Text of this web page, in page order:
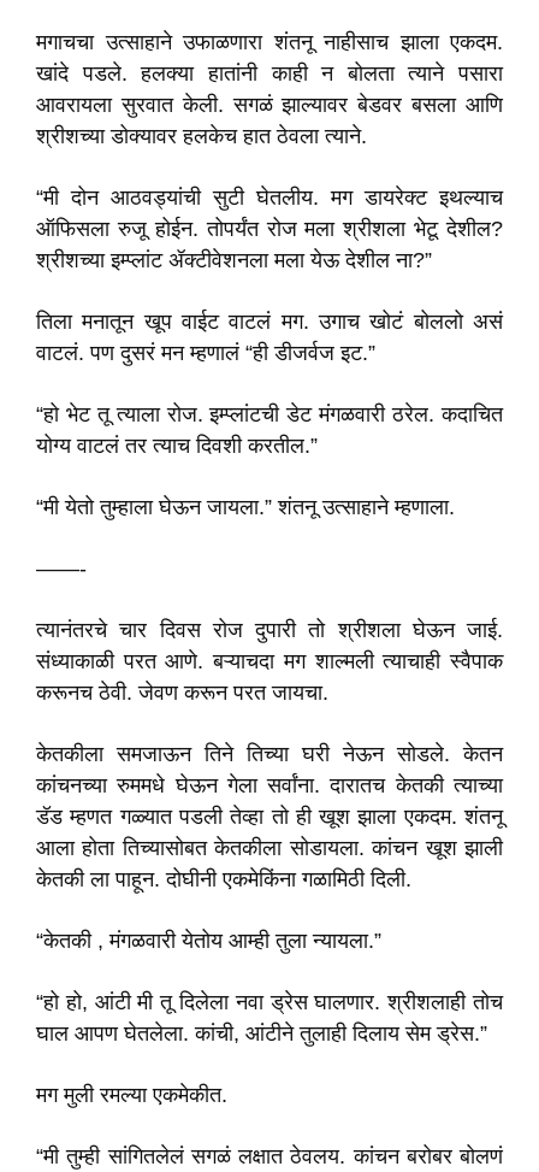
मगाचचा उत्साहाने उफाळणारा शंतनू नाहीसाच झाला एकदम.
खांदे पडले. हलक्या हातांनी काही न बोलता त्याने पसारा
आवरायला सुरवात केली. सगळं झाल्यावर बेडवर बसला आणि
श्रीशच्या डोक्यावर हलकेच हात ठेवला त्याने.
“मी दोन आठवड्यांची सुटी घेतलीय. मग डायरेक्ट इथल्याच
ऑफिसला रुजू होईन. तोपर्यंत रोज मला श्रीशला भेटू देशील?
श्रीशच्या इम्प्लांट ॲक्टीवेशनला मला येऊ देशील ना?”
तिला मनातून खूप वाईट वाटलं मग. उगाच खोटं बोललो असं
वाटलं. पण दुसरं मन म्हणालं “ही डीजर्वज इट.”
“हो भेट तू त्याला रोज. इम्प्लांटची डेट मंगळवारी ठरेल. कदाचित
योग्य वाटलं तर त्याच दिवशी करतील.”
“मी येतो तुम्हाला घेऊन जायला.” शंतनू उत्साहाने म्हणाला.
——-
त्यानंतरचे चार दिवस रोज दुपारी तो श्रीशला घेऊन जाई.
संध्याकाळी परत आणे. बऱ्याचदा मग शाल्मली त्याचाही स्वैपाक
करूनच ठेवी. जेवण करून परत जायचा.
केतकीला समजाऊन तिने तिच्या घरी नेऊन सोडले. केतन
कांचनच्या रुममधे घेऊन गेला सर्वांना. दारातच केतकी त्याच्या
डॅड म्हणत गळ्यात पडली तेव्हा तो ही खूश झाला एकदम. शंतनू
आला होता तिच्यासोबत केतकीला सोडायला. कांचन खूश झाली
केतकी ला पाहून. दोघीनी एकमेकिंना गळामिठी दिली.
“केतकी , मंगळवारी येतोय आम्ही तुला न्यायला.”
“हो हो, आंटी मी तू दिलेला नवा ड्रेस घालणार. श्रीशलाही तोच
घाल आपण घेतलेला. कांची, आंटीने तुलाही दिलाय सेम ड्रेस.”
मग मुली रमल्या एकमेकीत.
“मी तुम्ही सांगितलेलं सगळं लक्षात ठेवलय. कांचन बरोबर बोलणं